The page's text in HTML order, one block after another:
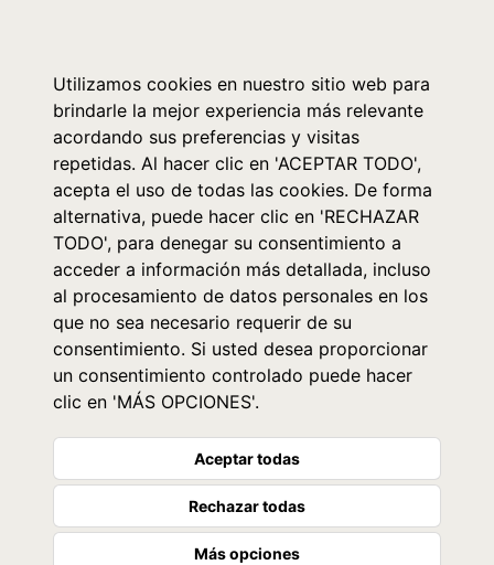
Utilizamos cookies en nuestro sitio web para
brindarle la mejor experiencia más relevante
acordando sus preferencias y visitas
repetidas. Al hacer clic en 'ACEPTAR TODO',
acepta el uso de todas las cookies. De forma
alternativa, puede hacer clic en 'RECHAZAR
TODO', para denegar su consentimiento a
acceder a información más detallada, incluso
al procesamiento de datos personales en los
que no sea necesario requerir de su
consentimiento. Si usted desea proporcionar
un consentimiento controlado puede hacer
clic en 'MÁS OPCIONES'.
Aceptar todas
Rechazar todas
Más opciones